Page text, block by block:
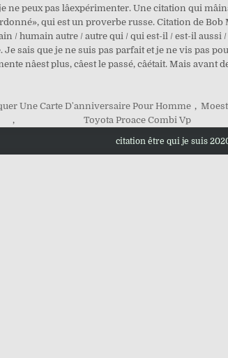
je ne peux pas lâexpérimenter. Une citation qui
qui est un proverbe russe. Citation de
/ humain autre / autre qui / qui est-il / est-il
sais que je ne suis pas parfait et je ne vis pas
nâest plus, câest le passé, câétait. Mais
Une Carte D'anniversaire Pour Homme ,
, Toyota Proace Combi Vp
citation être qui je suis